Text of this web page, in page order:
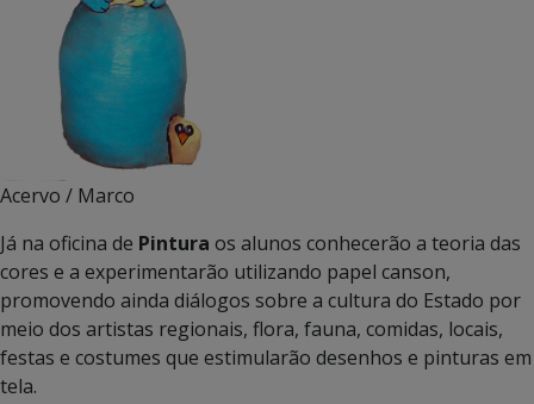
Acervo / Marco
Já na oficina de Pintura os alunos conhecerão a teoria das
cores e a experimentarão utilizando papel canson,
promovendo ainda diálogos sobre a cultura do Estado por
meio dos artistas regionais, flora, fauna, comidas, locais,
festas e costumes que estimularão desenhos e pinturas em
tela.